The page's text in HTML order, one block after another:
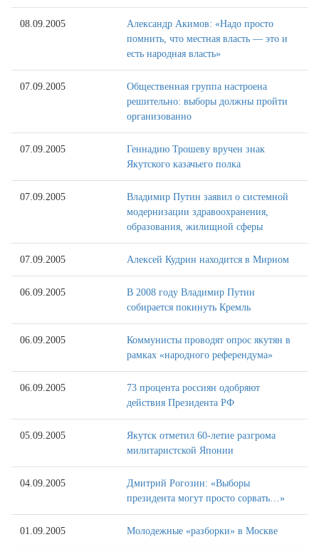
08.09.2005
Александр Акимов: «Надо просто
помнить, что местная власть — это и
есть народная власть»
07.09.2005
Общественная группа настроена
решительно: выборы должны пройти
организованно
07.09.2005
Геннадию Трошеву вручен знак
Якутского казачьего полка
07.09.2005
Владимир Путин заявил о системной
модернизации здравоохранения,
образования, жилищной сферы
07.09.2005 Алексей Кудрин находится в Мирном
06.09.2005
В 2008 году Владимир Путин
собирается покинуть Кремль
06.09.2005
Коммунисты проводят опрос якутян в
рамках «народного референдума»
06.09.2005
73 процента россиян одобряют
действия Президента РФ
05.09.2005
Якутск отметил 60-летие разгрома
милитаристской Японии
04.09.2005
Дмитрий Рогозин: «Выборы
президента могут просто сорвать…»
01.09.2005 Молодежные «разборки» в Москве